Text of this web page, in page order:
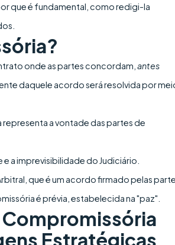
que é fundamental, como redigi-la
onde as partes concordam, antes
daquele acordo será resolvida por
representa a vontade das partes de
a imprevisibilidade do Judiciário.
que é um acordo firmado pelas
é prévia, estabelecida na "paz".
Compromissória
Estratégicas